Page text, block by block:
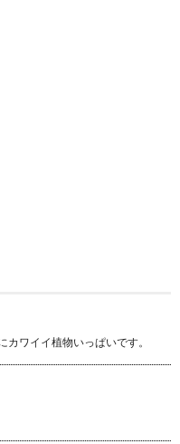
カワイイ植物いっぱいです。